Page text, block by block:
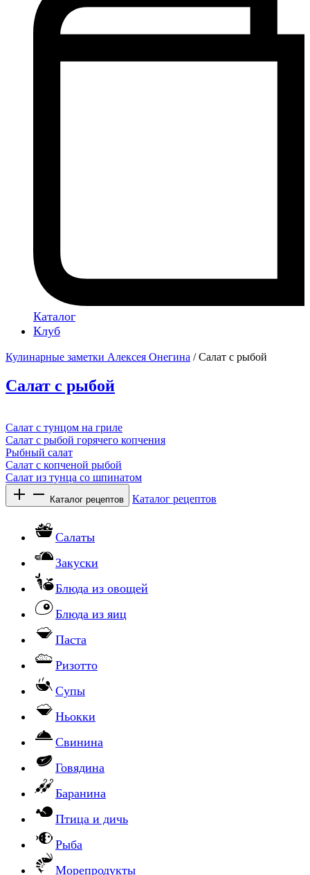
Каталог
Клуб
Кулинарные заметки Алексея Онегина / Салат с рыбой
Салат с рыбой
Салат с тунцом на гриле
Салат с рыбой горячего копчения
Рыбный салат
Салат с копченой рыбой
Салат из тунца со шпинатом
Каталог рецептов Каталог рецептов
Салаты
Закуски
Блюда из овощей
Блюда из яиц
Паста
Ризотто
Супы
Ньокки
Свинина
Говядина
Баранина
Птица и дичь
Рыба
Морепродукты